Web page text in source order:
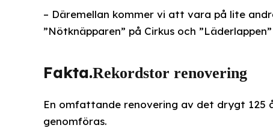
– Däremellan kommer vi att vara på lite
”Nötknäpparen” på Cirkus och
Fakta.Rekordstor renovering
En omfattande renovering av det drygt 125
genomföras.